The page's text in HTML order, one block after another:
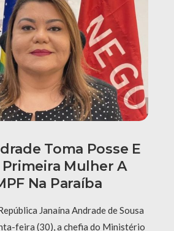
Toma Posse E
Primeira Mulher A
Na Paraíba
Janaína Andrade de Sousa
feira (30), a chefia do Ministério